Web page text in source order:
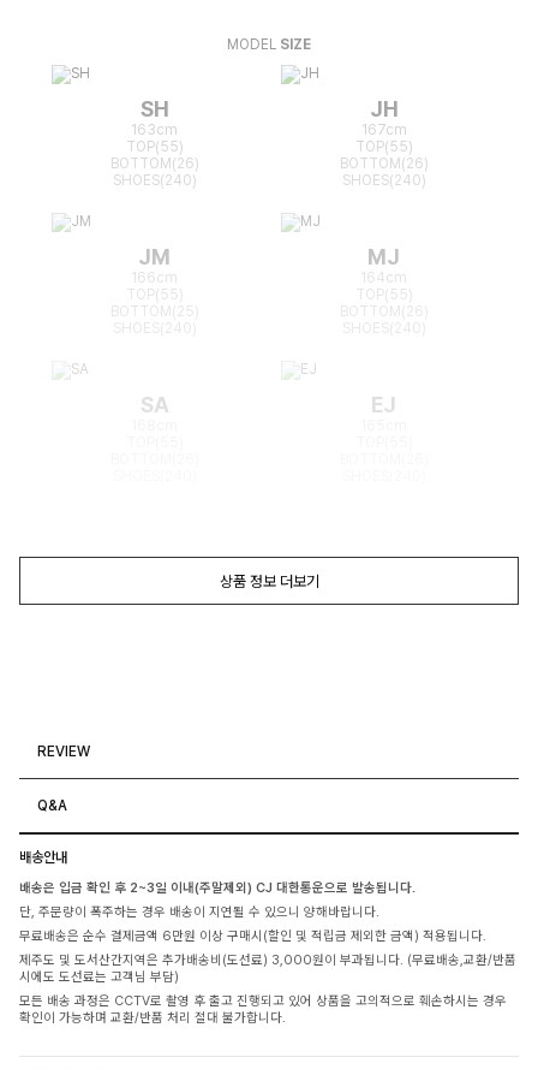
MODEL SIZE
SH
163cm
TOP(55)
BOTTOM(26)
SHOES(240)
JH
167cm
TOP(55)
BOTTOM(26)
SHOES(240)
JM
166cm
TOP(55)
BOTTOM(25)
MJ
164cm
TOP(55)
BOTTOM(26)
SA EJ
상품 정보 더보기
REVIEW
Q&A
배송안내
배송은 입금 확인 후 2~3일 이내(주말제외) CJ 대한통운으로 발송됩니다.
단, 주문량이 폭주하는 경우 배송이 지연될 수 있으니 양해바랍니다.
무료배송은 순수 결제금액 6만원 이상 구매시(할인 및 적립금 제외한 금액) 적용됩니다.
제주도 및 도서산간지역은 추가배송비(도선료) 3,000원이 부과됩니다. (무료배송,교환/반품
시에도 도선료는 고객님 부담)
모든 배송 과정은 CCTV로 촬영 후 출고 진행되고 있어 상품을 고의적으로 훼손하시는 경우
확인이 가능하며 교환/반품 처리 절대 불가합니다.